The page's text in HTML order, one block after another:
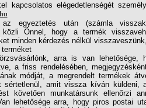
kapcsolatos elégedetlenségét
az egyeztetés után (számla
közli Önnel, hogy a termék
minden kérdezés nélkül
arra is van lehetősége,
a friss rendelésében,
módját, a megrendelt termékek
sértetlenül, amit vissza kíván küldeni,
követően munkatársunk ellenőrzi
lehetősége arra, hogy piros postai